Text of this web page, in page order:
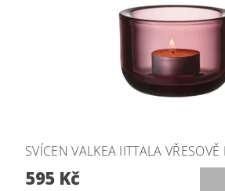
SVÍCEN VALKEA IITTALA VŘESOVĚ
595 Kč